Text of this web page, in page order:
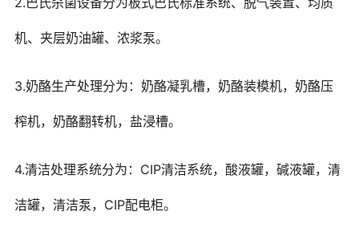
机、夹层奶油罐、浓浆泵。
3.奶酪生产处理分为：奶酪凝乳槽，奶酪装模机，奶酪压
榨机，奶酪翻转机，盐浸槽。
4.清洁处理系统分为：CIP清洁系统，酸液罐，碱液罐，清
洁罐，清洁泵，CIP配电柜。